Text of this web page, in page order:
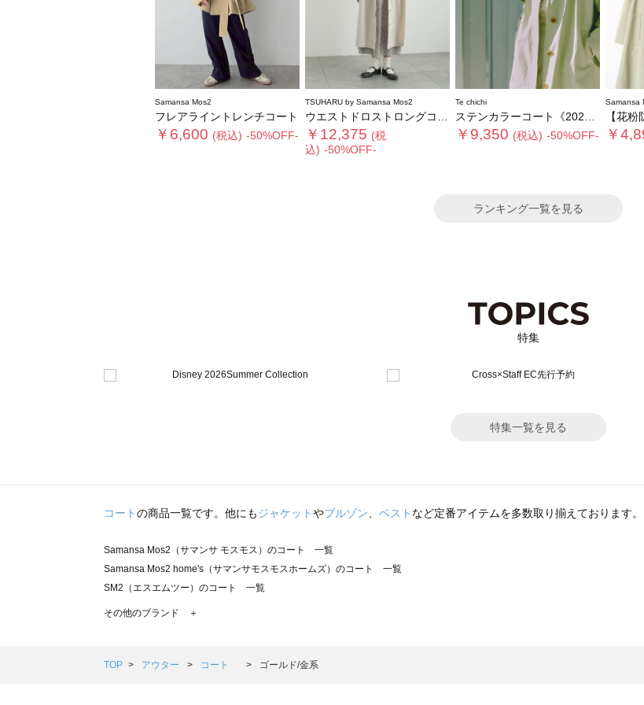
Samansa Mos2
フレアライントレンチコート
￥6,600 (税込) -50%OFF-
TSUHARU by Samansa Mos2
ウエストドロストロングコート
￥12,375 (税
込) -50%OFF-
Te chichi
ステンカラーコート《2026 spring catalog item》
￥9,350 (税込) -50%OFF-
Samansa
【花粉防
￥
ランキング一覧を見る
特集
特集一覧を見る
コートの商品一覧です。他にもジャケットやブルゾン、 ベスト など定番アイテムを多数取り揃えております。
Samansa Mos2（サマンサ モスモス）のコート 一覧
Samansa Mos2 home's（サマンサモスモスホームズ）のコート 一覧
SM2（エスエムツー）のコート 一覧
TSUHARU by Samansa Mos2（ツハルバイサマンサモスモス）のコート 一覧
Samansa Mos2 Lagom（サマンサモスモス ラーゴム）のコート 一覧
その他のブランド ＋
TOP アウター コート ゴールド/金系